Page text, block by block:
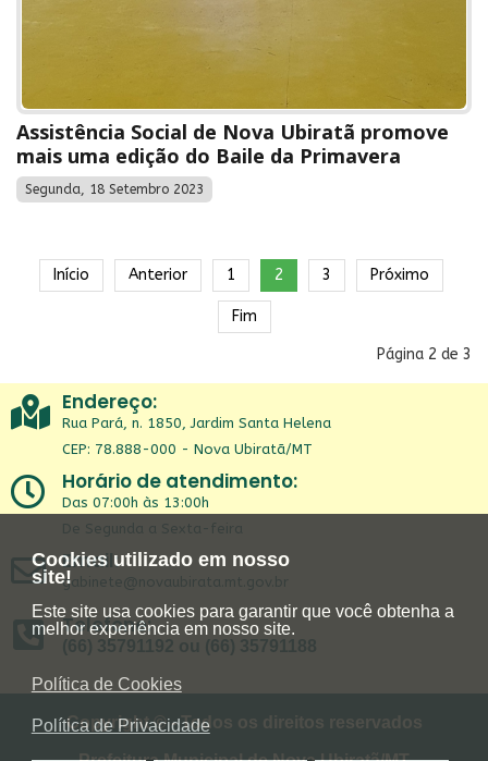
Cookies utilizado em nosso
site!
Este site usa cookies para garantir que você obtenha a
melhor experiência em nosso site.
Política de Cookies
Política de Privacidade
Assistência Social de Nova Ubiratã promove
mais uma edição do Baile da Primavera
Segunda, 18 Setembro 2023
Início Anterior 1 2 3 Próximo
Fim
Página 2 de 3
Endereço:
Rua Pará, n. 1850, Jardim Santa Helena
CEP: 78.888-000 - Nova Ubiratã/MT
Horário de atendimento:
Das 07:00h às 13:00h
De Segunda a Sexta-feira
Email:
gabinete@novaubirata.mt.gov.br
Telefone:
(66) 35791192 ou (66) 35791188
Copyright © - Todos os direitos reservados